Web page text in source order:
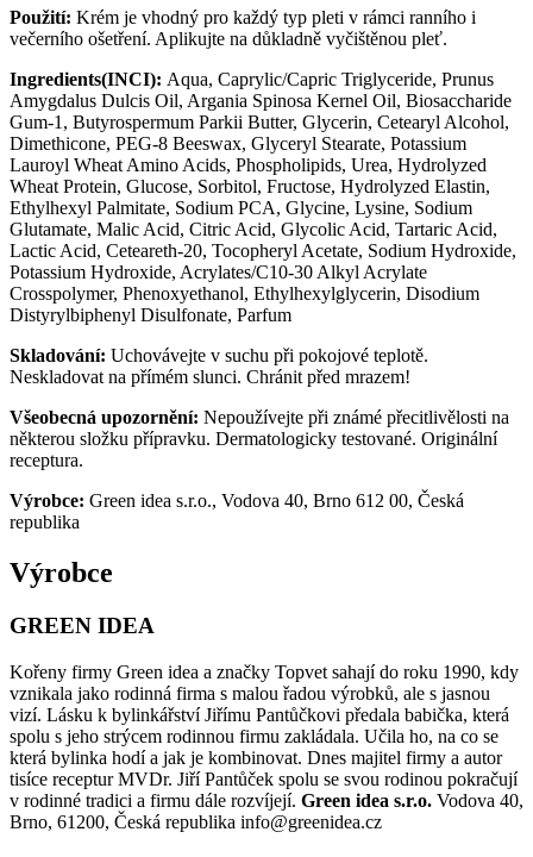
Použití: Krém je vhodný pro každý typ pleti v rámci ranního i
večerního ošetření. Aplikujte na důkladně vyčištěnou pleť.
Ingredients(INCI): Aqua, Caprylic/Capric Triglyceride, Prunus
Amygdalus Dulcis Oil, Argania Spinosa Kernel Oil, Biosaccharide
Gum-1, Butyrospermum Parkii Butter, Glycerin, Cetearyl Alcohol,
Dimethicone, PEG-8 Beeswax, Glyceryl Stearate, Potassium
Lauroyl Wheat Amino Acids, Phospholipids, Urea, Hydrolyzed
Wheat Protein, Glucose, Sorbitol, Fructose, Hydrolyzed Elastin,
Ethylhexyl Palmitate, Sodium PCA, Glycine, Lysine, Sodium
Glutamate, Malic Acid, Citric Acid, Glycolic Acid, Tartaric Acid,
Lactic Acid, Ceteareth-20, Tocopheryl Acetate, Sodium Hydroxide,
Potassium Hydroxide, Acrylates/C10-30 Alkyl Acrylate
Crosspolymer, Phenoxyethanol, Ethylhexylglycerin, Disodium
Distyrylbiphenyl Disulfonate, Parfum
Skladování: Uchovávejte v suchu při pokojové teplotě.
Neskladovat na přímém slunci. Chránit před mrazem!
Všeobecná upozornění: Nepoužívejte při známé přecitlivělosti na
některou složku přípravku. Dermatolo­gicky testované. Originální
receptura.
Výrobce: Green idea s.r.o., Vodova 40, Brno 612 00, Česká
republika
Výrobce
GREEN IDEA
Kořeny firmy Green idea a značky Topvet sahají do roku 1990, kdy
vznikala jako rodinná firma s malou řadou výrobků, ale s jasnou
vizí. Lásku k bylinkářství Jiřímu Pantůčkovi předala babička, která
spolu s jeho strýcem rodinnou firmu zakládala. Učila ho, na co se
která bylinka hodí a jak je kombinovat. Dnes majitel firmy a autor
tisíce receptur MVDr. Jiří Pantůček spolu se svou rodinou pokračují
v rodinné tradici a firmu dále rozvíjejí. Green idea s.r.o. Vodova 40,
Brno, 61200, Česká republika info@greenidea.cz